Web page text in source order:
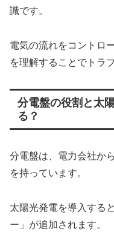
識です。
電気の流れをコントロ
を理解することでトラ
分電盤の役割と太
る？
分電盤は、電力会社か
を持っています。
太陽光発電を導入する
ー」が追加されます。